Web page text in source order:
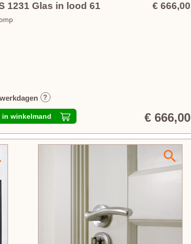
1231 Glas in lood 61 € 666,00
in winkelmand
?
€ 666,00